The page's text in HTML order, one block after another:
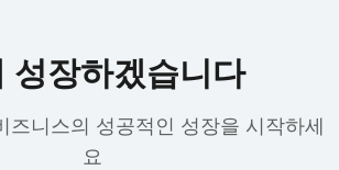
성장하겠습니다
즈니스의 성공적인 성장을 시작하세
요